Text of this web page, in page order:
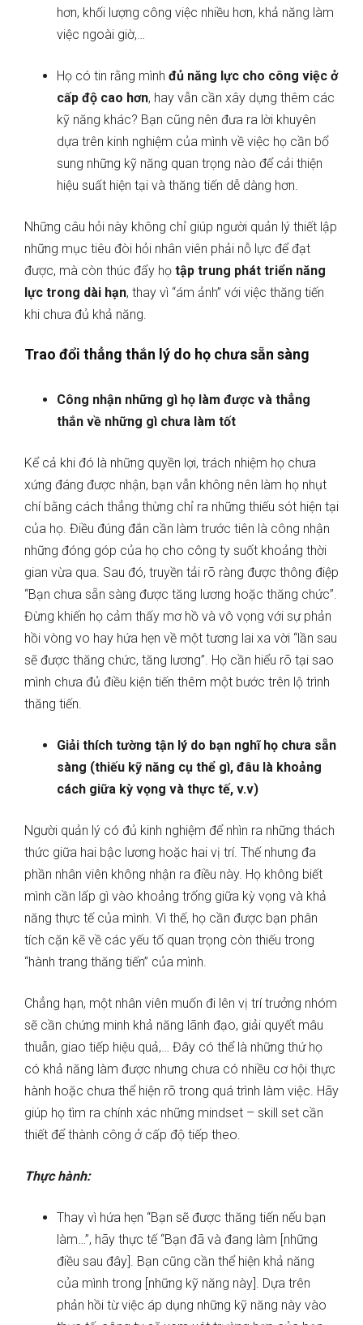
hơn, khối lượng công việc nhiều hơn, khả năng làm
việc ngoài giờ,…
Họ có tin rằng mình đủ năng lực cho công việc ở
cấp độ cao hơn, hay vẫn cần xây dựng thêm các
kỹ năng khác? Bạn cũng nên đưa ra lời khuyên
dựa trên kinh nghiệm của mình về việc họ cần bổ
sung những kỹ năng quan trọng nào để cải thiện
hiệu suất hiện tại và thăng tiến dễ dàng hơn.
Những câu hỏi này không chỉ giúp người quản lý thiết lập
những mục tiêu đòi hỏi nhân viên phải nỗ lực để đạt
được, mà còn thúc đẩy họ tập trung phát triển năng
lực trong dài hạn, thay vì “ám ảnh” với việc thăng tiến
khi chưa đủ khả năng.
Trao đổi thẳng thắn lý do họ chưa sẵn sàng
Công nhận những gì họ làm được và thẳng
thắn về những gì chưa làm tốt
Kể cả khi đó là những quyền lợi, trách nhiệm họ chưa
xứng đáng được nhận, bạn vẫn không nên làm họ nhụt
chí bằng cách thẳng thừng chỉ ra những thiếu sót hiện tại
của họ. Điều đúng đắn cần làm trước tiên là công nhận
những đóng góp của họ cho công ty suốt khoảng thời
gian vừa qua. Sau đó, truyền tải rõ ràng được thông điệp
“Bạn chưa sẵn sàng được tăng lương hoặc thăng chức”.
Đừng khiến họ cảm thấy mơ hồ và vô vọng với sự phản
hồi vòng vo hay hứa hẹn về một tương lai xa vời “lần sau
sẽ được thăng chức, tăng lương”. Họ cần hiểu rõ tại sao
mình chưa đủ điều kiện tiến thêm một bước trên lộ trình
thăng tiến.
Giải thích tường tận lý do bạn nghĩ họ chưa sẵn
sàng (thiếu kỹ năng cụ thể gì, đâu là khoảng
cách giữa kỳ vọng và thực tế, v.v)
Người quản lý có đủ kinh nghiệm để nhìn ra những thách
thức giữa hai bậc lương hoặc hai vị trí. Thế nhưng đa
phần nhân viên không nhận ra điều này. Họ không biết
mình cần lấp gì vào khoảng trống giữa kỳ vọng và khả
năng thực tế của mình. Vì thế, họ cần được bạn phân
tích cặn kẽ về các yếu tố quan trọng còn thiếu trong
“hành trang thăng tiến” của mình.
Chẳng hạn, một nhân viên muốn đi lên vị trí trưởng nhóm
sẽ cần chứng minh khả năng lãnh đạo, giải quyết mâu
thuẫn, giao tiếp hiệu quả,… Đây có thể là những thứ họ
có khả năng làm được nhưng chưa có nhiều cơ hội thực
hành hoặc chưa thể hiện rõ trong quá trình làm việc. Hãy
giúp họ tìm ra chính xác những mindset – skill set cần
thiết để thành công ở cấp độ tiếp theo.
Thực hành:
Thay vì hứa hẹn “Bạn sẽ được thăng tiến nếu bạn
làm…”, hãy thực tế “Bạn đã và đang làm [những
điều sau đây]. Bạn cũng cần thể hiện khả năng
của mình trong [những kỹ năng này]. Dựa trên
phản hồi từ việc áp dụng những kỹ năng này vào